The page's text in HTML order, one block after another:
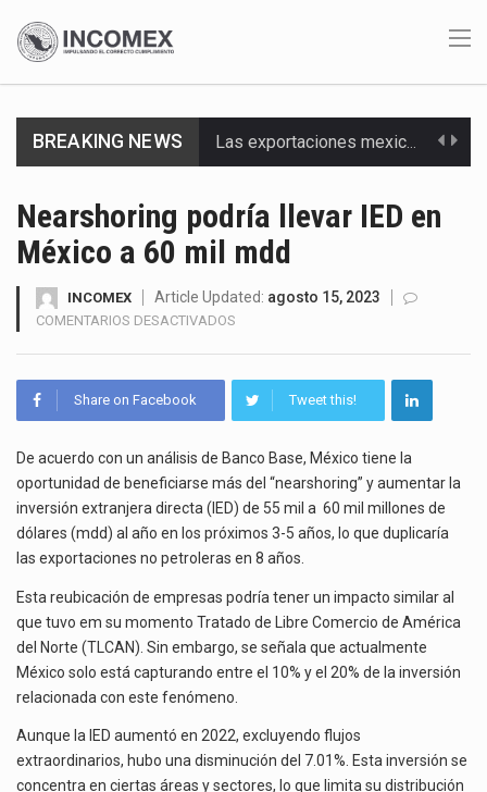
BREAKING NEWS Las exportaciones mexicanas de vehículos ligeros disminuyeron 9.67 % en julio a tasa anual, alcanzando…
Solo el 17.8 % de las empresas en México se considera totalmente preparada para la…
Los créditos fiscales determinados a empresas IMMEX rara vez nacen de una interpretación equivocada de…
La inversión fija bruta en México registró un aumento de 1.1% interanual en mayo de…
El gobierno de Estados Unidos anunciará un arancel del 15 % sobre los productos fabricados…
El Departamento de Agricultura de Estados Unidos (USDA) suspendió el 5 de agosto de 2026…
Nearshoring podría llevar IED en
México a 60 mil mdd
INCOMEX Article Updated: agosto 15, 2023
COMENTARIOS DESACTIVADOS
LLEVAR
IED
MÉXICO
A
60
MIL
MDD
Share on Facebook Tweet this!
De acuerdo con un análisis de Banco Base, México tiene la
oportunidad de beneficiarse más del “nearshoring” y aumentar la
inversión extranjera directa (IED) de 55 mil a 60 mil millones de
dólares (mdd) al año en los próximos 3-5 años, lo que duplicaría
las exportaciones no petroleras en 8 años.
Esta reubicación de empresas podría tener un impacto similar al
que tuvo em su momento Tratado de Libre Comercio de América
del Norte (TLCAN). Sin embargo, se señala que actualmente
México solo está capturando entre el 10% y el 20% de la inversión
relacionada con este fenómeno.
Aunque la IED aumentó en 2022, excluyendo flujos
extraordinarios, hubo una disminución del 7.01%. Esta inversión se
concentra en ciertas áreas y sectores, lo que limita su distribución